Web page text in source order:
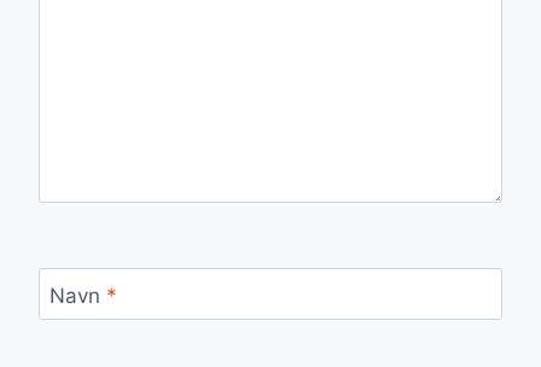
Navn *